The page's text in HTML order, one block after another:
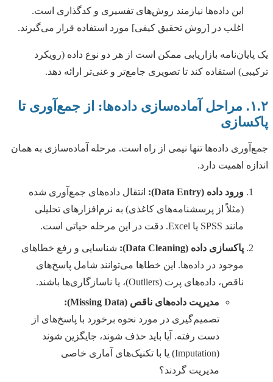
این داده‌ها نیازمند روش‌های تفسیری و کدگذاری است.
اغلب در [روش تحقیق کیفی] مورد استفاده قرار می‌گیرند.
یک پایان‌نامه بازاریابی ممکن است از هر دو نوع داده (رویکرد
ترکیبی) استفاده کند تا تصویری جامع‌تر و غنی‌تر ارائه دهد.
۱.۲. مراحل آماده‌سازی داده‌ها: از جمع‌آوری تا
پاکسازی
جمع‌آوری داده‌ها تنها نیمی از راه است. مرحله آماده‌سازی به همان
اندازه اهمیت دارد.
ورود داده (Data Entry):
انتقال داده‌های جمع‌آوری شده
(مثلاً از پرسشنامه‌های کاغذی) به نرم‌افزارهای تحلیلی
مانند SPSS یا Excel. دقت در این مرحله حیاتی است.
پاکسازی داده (Data Cleaning):
شناسایی و رفع خطاهای
موجود در داده‌ها. این خطاها می‌توانند شامل پاسخ‌های
ناقص، داده‌های پرت (Outliers)، یا ناسازگاری‌ها باشند.
مدیریت داده‌های ناقص (Missing Data):
تصمیم‌گیری در مورد نحوه برخورد با پاسخ‌های از
دست رفته. آیا باید حذف شوند، جایگزین شوند
(Imputation) یا با تکنیک‌های آماری خاصی
مدیریت گردند؟